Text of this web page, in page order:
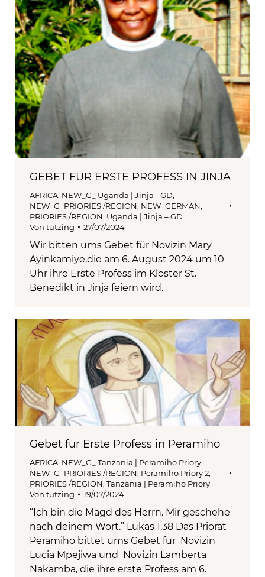
GEBET FÜR ERSTE PROFESS IN JINJA
AFRICA NEW_G_ Uganda | Jinja - GD
NEW_G_PRIORIES /REGION NEW_GERMAN
PRIORIES /REGION Uganda | Jinja – GD
Von tutzing 27/07/2024
Wir bitten ums Gebet für Novizin Mary
Ayinkamiye,die am 6. August 2024 um 10
Uhr ihre Erste Profess im Kloster St.
Benedikt in Jinja feiern wird.
Gebet für Erste Profess in Peramiho
AFRICA NEW_G_ Tanzania | Peramiho Priory
NEW_G_PRIORIES /REGION Peramiho Priory 2
PRIORIES /REGION Tanzania | Peramiho Priory
Von tutzing 19/07/2024
“Ich bin die Magd des Herrn. Mir geschehe
nach deinem Wort.” Lukas 1,38 Das Priorat
Peramiho bittet ums Gebet für Novizin
Lucia Mpejiwa und Novizin Lamberta
Nakamba, die ihre erste Profess am 6.